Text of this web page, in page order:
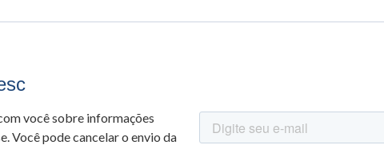
você sobre informações
Você pode cancelar o envio da